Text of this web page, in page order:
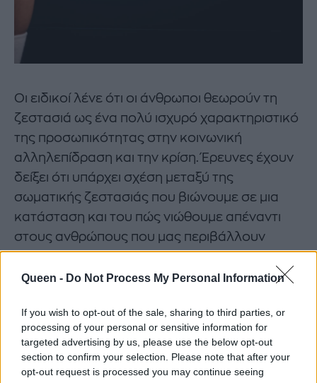
Queen - Do Not Process My Personal Information
If you wish to opt-out of the sale, sharing to third parties, or
processing of your personal or sensitive information for
targeted advertising by us, please use the below opt-out
section to confirm your selection. Please note that after your
opt-out request is processed you may continue seeing
Οι ειδικοί λένε ότι οι άνθρωποι θεωρούν τη
ζεστασιά ως ένα πολύ ισχυρό χαρακτηριστικό
της προσωπικότητας στην κοινωνική
αλληλεπίδραση και την κρίση. Έρευνες έχουν
δείξει ότι υπάρχει σχέση μεταξύ της
σωματικής ζεστασιάς που βιώνουμε σε μια
κατάσταση και του πώς νιώθουμε απέναντι
στους ανθρώπους που μας περιβάλλουν
εκείνη τη στιγμή. Με άλλα λόγια, οι άνθρωποι
αντιδρούν στη σωματική ζεστασιά νιώθοντας
σημαίνει ότι θα κρίνουμε ένα άτομο στο οποίο
μιλάμε ως γενναιόδωρο ή στοργικό, χωρίς καν
να το γνωρίζουμε.